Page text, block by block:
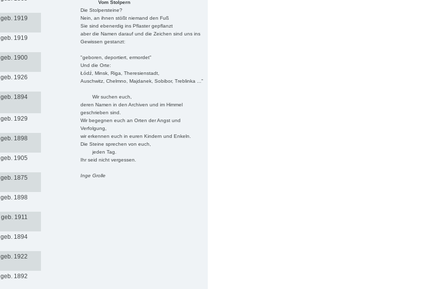
Vom Stolpern
Die Stolpersteine?
Nein, an ihnen stößt niemand den Fuß
Sie sind ebenerdig ins Pflaster gepflanzt
aber die Namen darauf und die Zeichen sind uns ins
Gewissen gestanzt:
"geboren, deportiert, ermordet"
Und die Orte:
Łódź, Minsk, Riga, Theresienstadt,
Auschwitz, Chelmno, Majdanek, Sobibor, Treblinka ..."
Wir suchen euch,
deren Namen in den Archiven und im Himmel
geschrieben sind.
Wir begegnen euch an Orten der Angst und
Verfolgung,
wir erkennen euch in euren Kindern und Enkeln.
Die Steine sprechen von euch,
jeden Tag.
Ihr seid nicht vergessen.
Inge Grolle
geb. 1919
geb. 1919
geb. 1900
geb. 1926
geb. 1894
geb. 1929
geb. 1898
geb. 1905
geb. 1875
geb. 1898
geb. 1911
geb. 1894
geb. 1922
geb. 1892